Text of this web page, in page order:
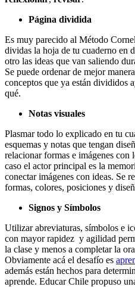
Página dividida
Es muy parecido al Método
dividas la hoja de tu cuaderno en
otro las ideas que van saliendo
Se puede ordenar de mejor
conceptos que ya están divididos
qué.
Notas visuales
Plasmar todo lo explicado en tu
esquemas y notas que tengan
relacionar formas e imágenes con
caso el actor principal es la
conectar imágenes con ideas. Se
formas, colores, posiciones y
Signos y Símbolos
Utilizar abreviaturas, símbolos e
con mayor rapidez y agilidad
la clase y menos a completar la
Obviamente acá el desafío es
además están hechos para
aprende. Educar Chile propuso